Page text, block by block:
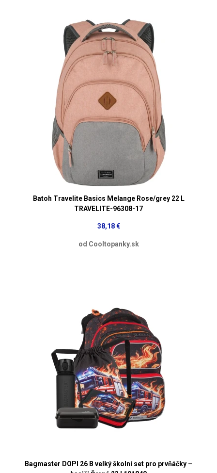
Batoh Travelite Basics Melange Rose/grey 22 L
TRAVELITE-96308-17
38,18 €
od Cooltopanky.sk
Bagmaster DOPI 26 B velký školní set pro prvňáčky –